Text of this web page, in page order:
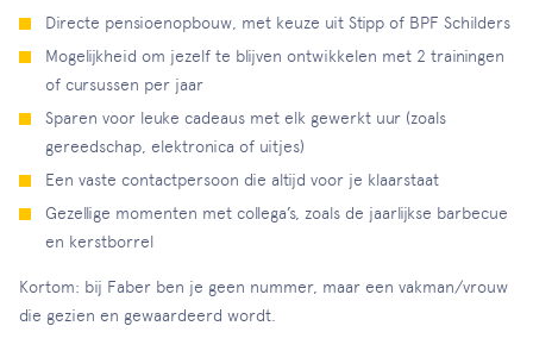
Directe pensioenopbouw, met keuze uit Stipp of BPF Schilders
Mogelijkheid om jezelf te blijven ontwikkelen met 2 trainingen
of cursussen per jaar
Sparen voor leuke cadeaus met elk gewerkt uur (zoals
gereedschap, elektronica of uitjes)
Een vaste contactpersoon die altijd voor je klaarstaat
Gezellige momenten met collega’s, zoals de jaarlijkse barbecue
en kerstborrel
Kortom: bij Faber ben je geen nummer, maar een vakman/vrouw
die gezien en gewaardeerd wordt.